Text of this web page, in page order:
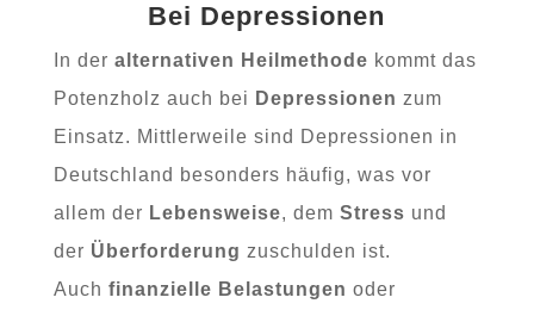
Bei Depressionen
In der alternativen Heilmethode kommt das
Potenzholz auch bei Depressionen zum
Einsatz. Mittlerweile sind Depressionen in
Deutschland besonders häufig, was vor
allem der Lebensweise, dem Stress und
der Überforderung zuschulden ist.
Auch finanzielle Belastungen oder